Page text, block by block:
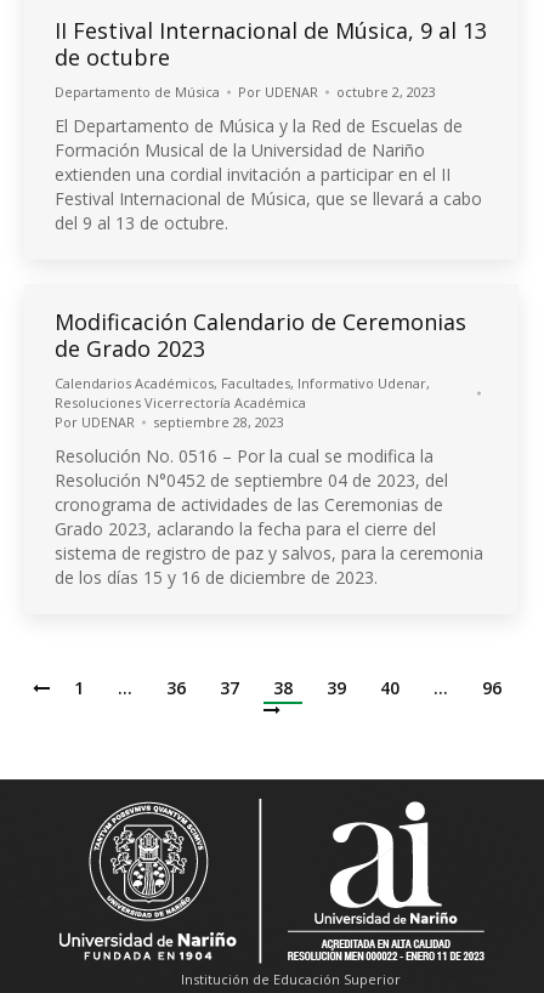
II Festival Internacional de Música, 9 al 13
de octubre
Departamento de Música Por UDENAR octubre 2, 2023
El Departamento de Música y la Red de Escuelas de
Formación Musical de la Universidad de Nariño
extienden una cordial invitación a participar en el II
Festival Internacional de Música, que se llevará a cabo
del 9 al 13 de octubre.
Modificación Calendario de Ceremonias
de Grado 2023
Calendarios Académicos, Facultades, Informativo Udenar,
Resoluciones Vicerrectoría Académica
Por UDENAR septiembre 28, 2023
Resolución No. 0516 – Por la cual se modifica la
Resolución N°0452 de septiembre 04 de 2023, del
cronograma de actividades de las Ceremonias de
Grado 2023, aclarando la fecha para el cierre del
sistema de registro de paz y salvos, para la ceremonia
de los días 15 y 16 de diciembre de 2023.
1 … 36 37 38 39 40 … 96
Institución de Educación Superior